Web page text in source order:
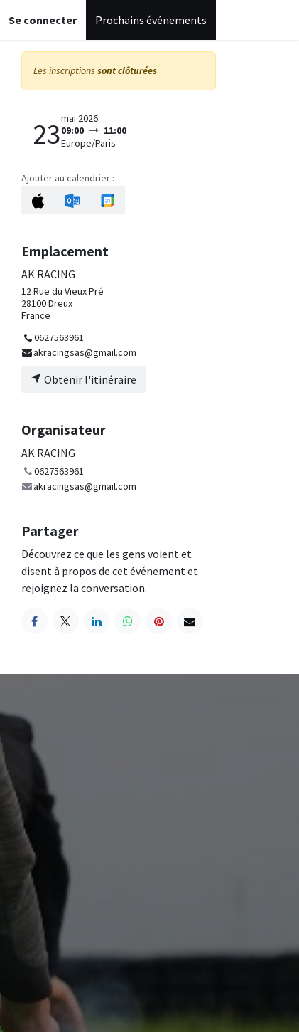
Se connecter Prochains événements
Les inscriptions sont clôturées
23mai 2026
09:00
11:00
Europe/Paris
Ajouter au calendrier :
Emplacement
AK RACING
12 Rue du Vieux Pré
28100 Dreux
France
0627563961
akracingsas@gmail.com
Obtenir l'itinéraire
Organisateur
AK RACING
0627563961
akracingsas@gmail.com
Partager
Découvrez ce que les gens voient et
disent à propos de cet événement et
rejoignez la conversation.